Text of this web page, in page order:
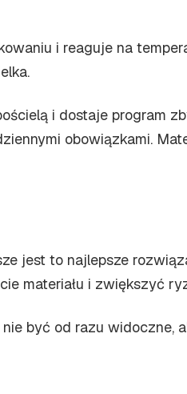
i reaguje na
i dostaje program
obowiązkami.
jest to najlepsze
materiału i zwiększyć
być od razu widoczne,